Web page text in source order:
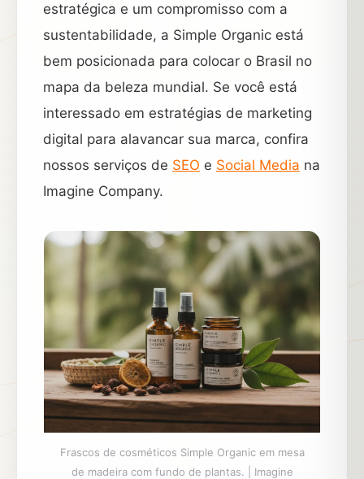
estratégica e um compromisso com a
sustentabilidade, a Simple Organic está
bem posicionada para colocar o Brasil no
mapa da beleza mundial. Se você está
interessado em estratégias de marketing
digital para alavancar sua marca, confira
nossos serviços de SEO e Social Media na
Imagine Company.
Frascos de cosméticos Simple Organic em mesa
de madeira com fundo de plantas. | Imagine